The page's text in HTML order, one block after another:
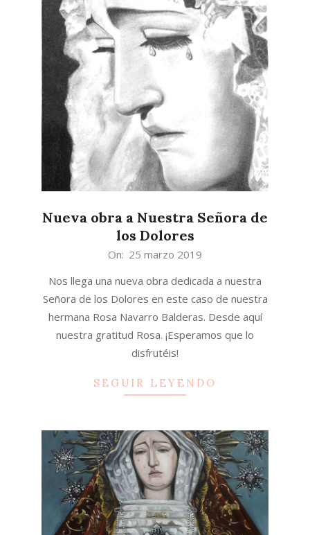
Nueva obra a Nuestra Señora de
los Dolores
25
On: 25 marzo 2019
Nos llega una nueva obra dedicada a nuestra
Señora de los Dolores en este caso de nuestra
hermana Rosa Navarro Balderas. Desde aquí
nuestra gratitud Rosa. ¡Esperamos que lo
disfrutéis!
SEGUIR LEYENDO